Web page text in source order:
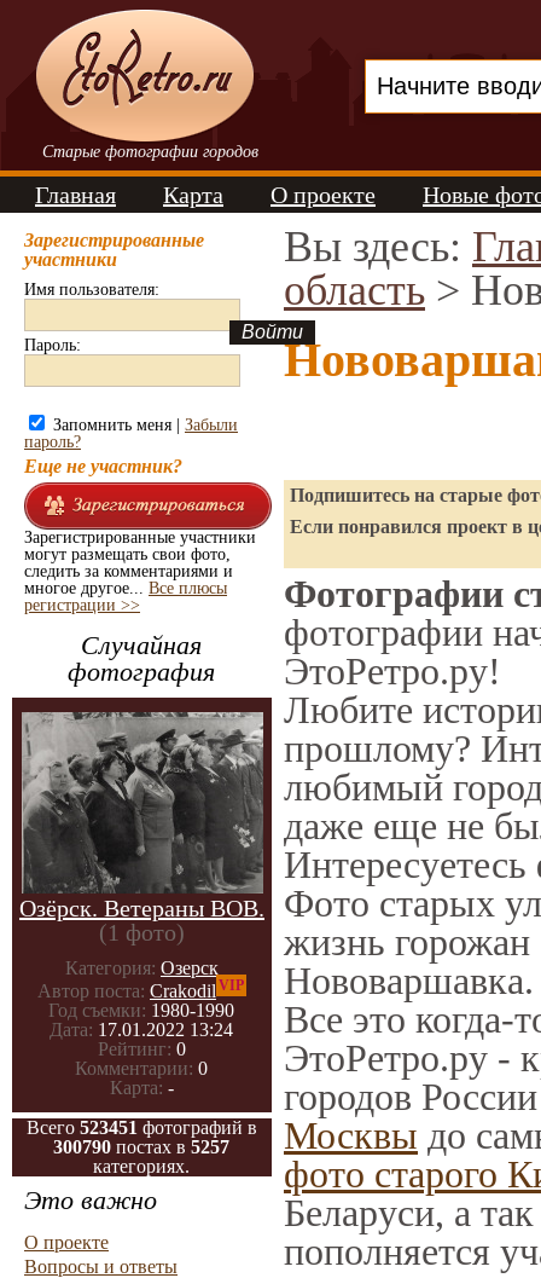
Старые фотографии городов
Главная Карта О проекте Новые
Зарегистрированные
участники
Имя пользователя:
Пароль:
Запомнить меня | Забыли
пароль?
Еще не участник?
Зарегистрированные участники
могут размещать свои фото,
следить за комментариями и
многое другое... Все плюсы
регистрации >>
Случайная
фотография
Озёрск. Ветераны ВОВ.
(1 фото)
Категория: Озерск
Автор поста: Crakodil VIP
Год съемки: 1980-1990
Дата: 17.01.2022 13:24
Рейтинг: 0
Комментарии: 0
Карта: -
Всего 523451 фотографий в
300790 постах в5257
категориях.
Это важно
О проекте
Вопросы и ответы
Вы здесь:
область >
Подпишитесь на старые
Если понравился проект в
Фотографии
фотографии
ЭтоРетро.ру!
Любите
прошлому?
любимый
даже еще не
Интересуетесь
Фото старых
жизнь горожан
Нововаршавка.
Все это когда-
ЭтоРетро.ру -
городов
Москвы до
фото старого
Беларуси, а
пополняется